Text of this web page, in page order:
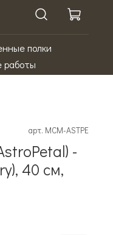
полки
работы
арт. MCM-ASTPE
-
40 см,